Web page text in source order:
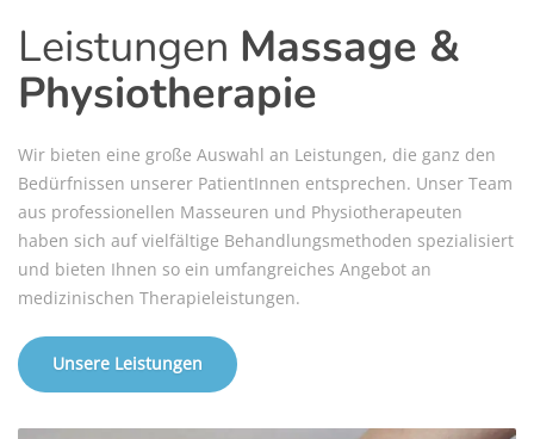
Leistungen Massage &
Physiotherapie
Wir bieten eine große Auswahl an Leistungen, die ganz den
Bedürfnissen unserer PatientInnen entsprechen. Unser Team
aus professionellen Masseuren und Physiotherapeuten
haben sich auf vielfältige Behandlungsmethoden spezialisiert
und bieten Ihnen so ein umfangreiches Angebot an
medizinischen Therapieleistungen.
Unsere Leistungen